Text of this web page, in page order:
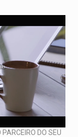
DO SEU